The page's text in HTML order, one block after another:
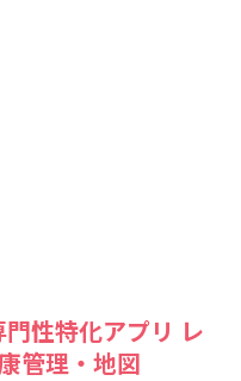
門性特化アプリ レ
管理・地図